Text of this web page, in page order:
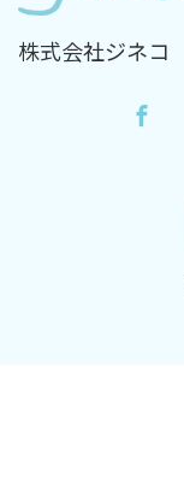
株式会社ジネコ